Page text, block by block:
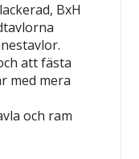
BxH
att fästa
med mera
och ram